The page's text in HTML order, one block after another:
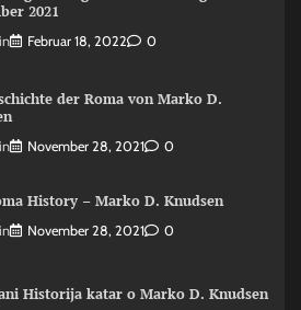
2021
Februar 18, 2022 0
der Roma von Marko D.
November 28, 2021 0
History – Marko D. Knudsen
November 28, 2021 0
Historija katar o Marko D. Knudsen